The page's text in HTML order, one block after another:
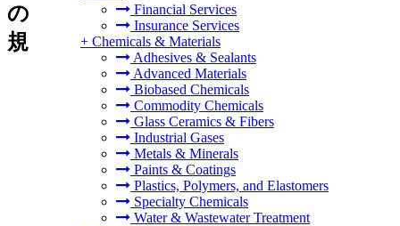
Financial Services
Insurance Services
+ Chemicals & Materials
Adhesives & Sealants
Advanced Materials
Biobased Chemicals
Commodity Chemicals
Glass Ceramics & Fibers
Industrial Gases
Metals & Minerals
Paints & Coatings
Plastics, Polymers, and Elastomers
Specialty Chemicals
Water & Wastewater Treatment
の
規